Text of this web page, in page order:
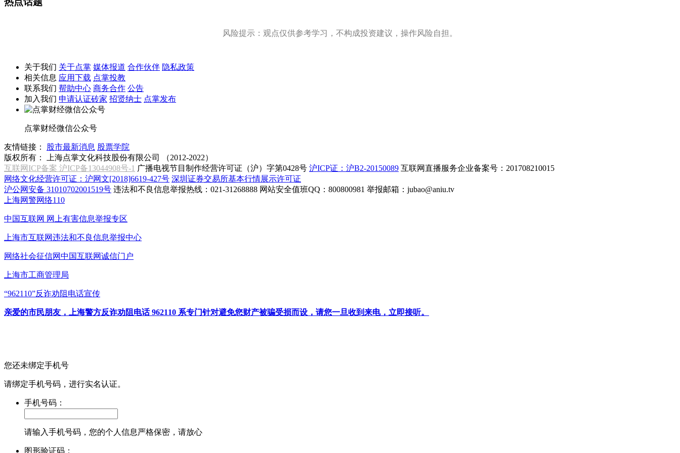
风险提示：观点仅供参考学习，不构成投资建议，操作风险自担。
关于我们 关于点掌 媒体报道 合作伙伴 隐私政策
相关信息 应用下载 点掌投教
联系我们 帮助中心 商务合作 公告
加入我们 申请认证砖家 招贤纳士 点掌发布
点掌财经微信公众号
友情链接： 股市最新消息 股票学院
版权所有：
上海点掌文化科技股份有限公司 （2012-2022）
互联网ICP备案 沪ICP备13044908号-1 广播电视节目制作经营许可证（沪）字第0428号 沪ICP证：沪B2-20150089 互联网直播服务企业备案号：201708210015
网络文化经营许可证：沪网文[2018]6619-427号 深圳证券交易所基本行情展示许可证
沪公网安备 31010702001519号 违法和不良信息举报热线：021-31268888 网站安全值班QQ：800800981 举报邮箱： jubao@aniu.tv
上海网警网络110
中国互联网 网上有害信息举报专区
上海市互联网违法和不良信息举报中心
网络社会征信网中国互联网诚信门户
上海市工商管理局
“962110”反诈劝阻电话宣传
亲爱的市民朋友，上海警方反诈劝阻电话 962110 系专门针对避免您财产被骗受损而设，请您一旦收到来电，立即接听。
您还未绑定手机号
请绑定手机号码，进行实名认证。
手机号码：
请输入手机号码，您的个人信息严格保密，请放心
图形验证码：